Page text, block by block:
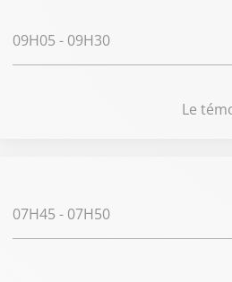
09H05 - 09H30
Le
07H45 - 07H50